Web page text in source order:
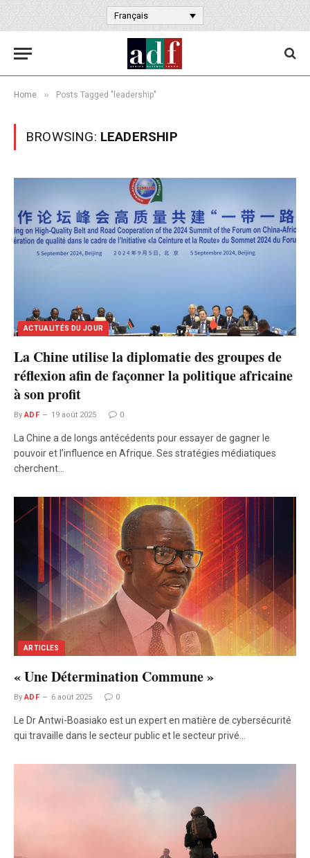
Français
Home » Posts Tagged "leadership"
BROWSING: LEADERSHIP
ACTUALITÉS DU JOUR
La Chine utilise la diplomatie des groupes de
réflexion afin de façonner la politique africaine
à son profit
By ADF 19 août 2025 0
La Chine a de longs antécédents pour essayer de gagner le
pouvoir et l’influence en Afrique. Ses stratégies médiatiques
cherchent…
ARTICLES
« Une Détermination Commune »
By ADF 6 août 2025 0
Le Dr Antwi-Boasiako est un expert en matière de cybersécurité
qui travaille dans le secteur public et le secteur privé…